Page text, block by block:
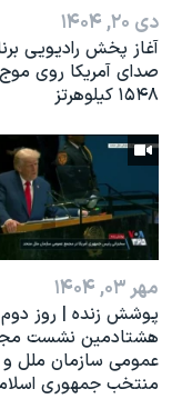
دی ۲۰, ۱۴۰۴
آغاز پخش رادیویی
صدای آمریکا روی
۱۵۴۸ کیلوهرتز
مهر ۰۳, ۱۴۰۴
پوشش زنده | روز دوم
هشتادمین نشست
عمومی سازمان ملل و
منتخب جمهوری